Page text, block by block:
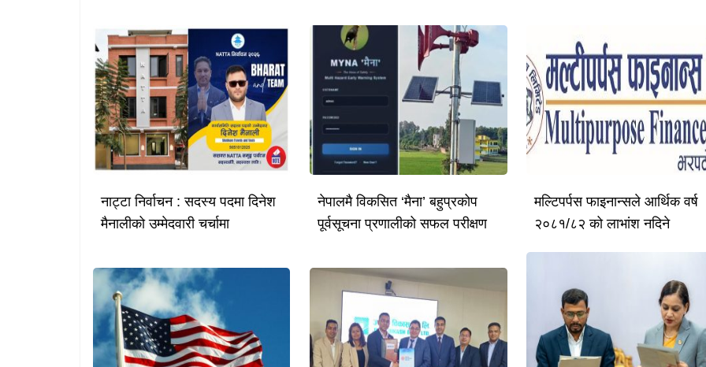
नाट्टा निर्वाचन : सदस्य पदमा दिनेश
मैनालीको उम्मेदवारी चर्चामा
नेपालमै विकसित ‘मैना’ बहुप्रकोप
पूर्वसूचना प्रणालीको सफल परीक्षण
मल्टिपर्पस फाइनान्सले आर्थिक वर्ष
२०८१/८२ को लाभांश नदिने